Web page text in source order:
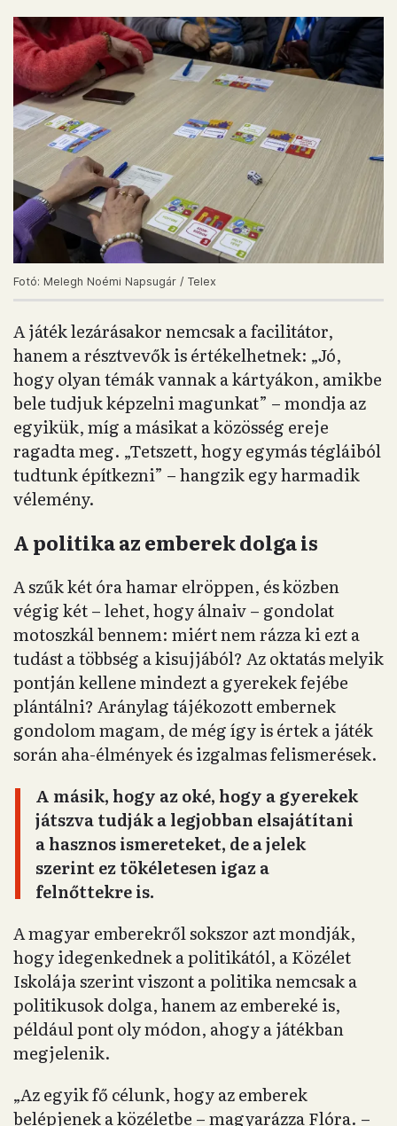
Fotó: Melegh Noémi Napsugár / Telex
A játék lezárásakor nemcsak a facilitátor,
hanem a résztvevők is értékelhetnek: „Jó,
hogy olyan témák vannak a kártyákon, amikbe
bele tudjuk képzelni magunkat” – mondja az
egyikük, míg a másikat a közösség ereje
ragadta meg. „Tetszett, hogy egymás tégláiból
tudtunk építkezni” – hangzik egy harmadik
vélemény.
A politika az emberek dolga is
A szűk két óra hamar elröppen, és közben
végig két – lehet, hogy álnaiv – gondolat
motoszkál bennem: miért nem rázza ki ezt a
tudást a többség a kisujjából? Az oktatás melyik
pontján kellene mindezt a gyerekek fejébe
plántálni? Aránylag tájékozott embernek
gondolom magam, de még így is értek a játék
során aha-élmények és izgalmas felismerések.
A másik, hogy az oké, hogy a gyerekek
játszva tudják a legjobban elsajátítani
a hasznos ismereteket, de a jelek
szerint ez tökéletesen igaz a
felnőttekre is.
A magyar emberekről sokszor azt mondják,
hogy idegenkednek a politikától, a Közélet
Iskolája szerint viszont a politika nemcsak a
politikusok dolga, hanem az embereké is,
például pont oly módon, ahogy a játékban
megjelenik.
„Az egyik fő célunk, hogy az emberek
belépjenek a közéletbe – magyarázza Flóra. –